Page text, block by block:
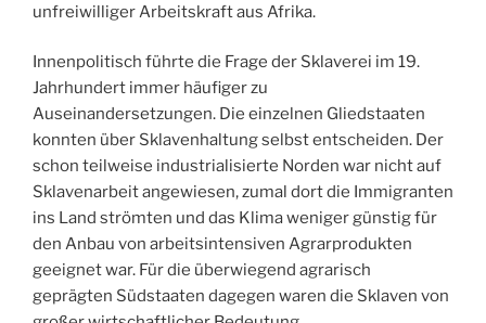
unfreiwilliger Arbeitskraft aus Afrika.
Innenpolitisch führte die Frage der Sklaverei im 19.
Jahrhundert immer häufiger zu
Auseinandersetzungen. Die einzelnen Gliedstaaten
konnten über Sklavenhaltung selbst entscheiden. Der
schon teilweise industrialisierte Norden war nicht auf
Sklavenarbeit angewiesen, zumal dort die Immigranten
ins Land strömten und das Klima weniger günstig für
den Anbau von arbeitsintensiven Agrarprodukten
geeignet war. Für die überwiegend agrarisch
geprägten Südstaaten dagegen waren die Sklaven von